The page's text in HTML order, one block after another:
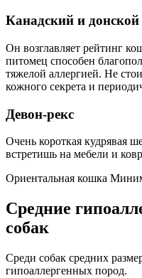
Канадский и
Он возглавляет рейтинг
питомец способен
тяжелой аллергией. Не
кожного секрета и
Девон-рекс
Очень короткая кудрявая
встретишь на мебели и
Ориентальная кошка
Средние
собак
Среди собак средних
гипоаллергенных пород.